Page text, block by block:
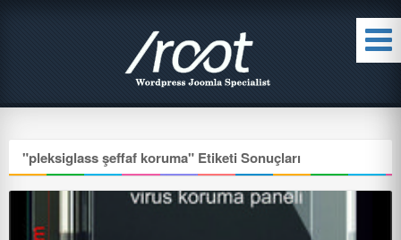
"pleksiglass şeffaf koruma" Etiketi Sonuçları